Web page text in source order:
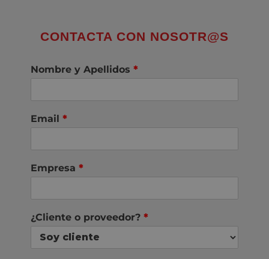
CONTACTA CON NOSOTR@S
Nombre y Apellidos *
Email *
Empresa *
¿Cliente o proveedor? *